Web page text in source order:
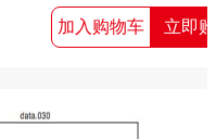
加入购物车 立即